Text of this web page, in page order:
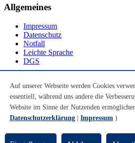
Allgemeines
Impressum
Datenschutz
Notfall
Leichte Sprache
DGS
Youtube
Instagram
LinkedIn
© Universität Bremen 2026
Auf unserer Webseite werden Cookies
essentiell, während uns andere die
Website im Sinne der Nutzenden
Datenschutzerklärung
Impressum )